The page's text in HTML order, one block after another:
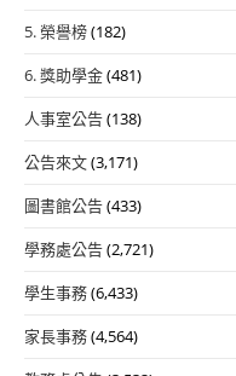
5. 榮譽榜(182)
6. 獎助學金(481)
人事室公告(138)
公告來文(3,171)
圖書館公告(433)
學務處公告(2,721)
學生事務(6,433)
家長事務(4,564)